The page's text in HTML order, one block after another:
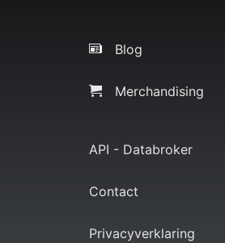
Blog
Merchandising
API - Databroker
Contact
Privacyverklaring